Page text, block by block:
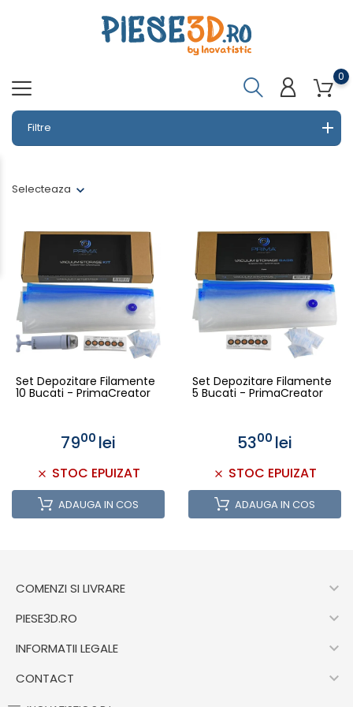
0
Filtre
Selecteaza
Set Depozitare Filamente
10 Bucati - PrimaCreator
7900 lei
STOC EPUIZAT
ADAUGA IN COS
Set Depozitare Filamente
5 Bucati - PrimaCreator
5300 lei
STOC EPUIZAT
ADAUGA IN COS
COMENZI SI LIVRARE 
PIESE3D.RO 
INFORMATII LEGALE 
CONTACT 